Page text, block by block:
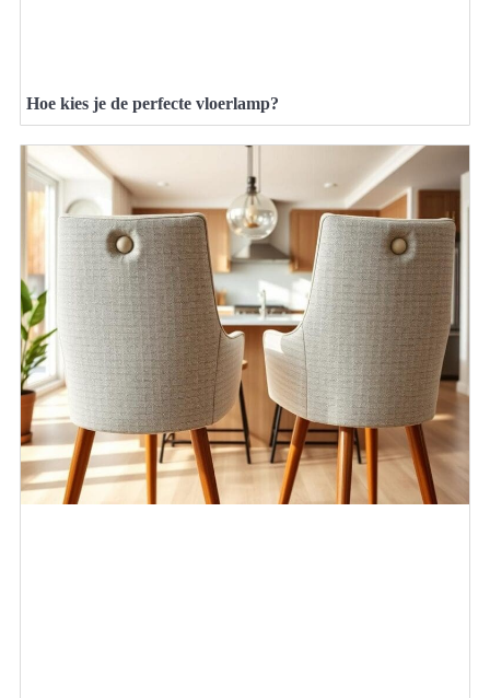
Hoe kies je de perfecte vloerlamp?